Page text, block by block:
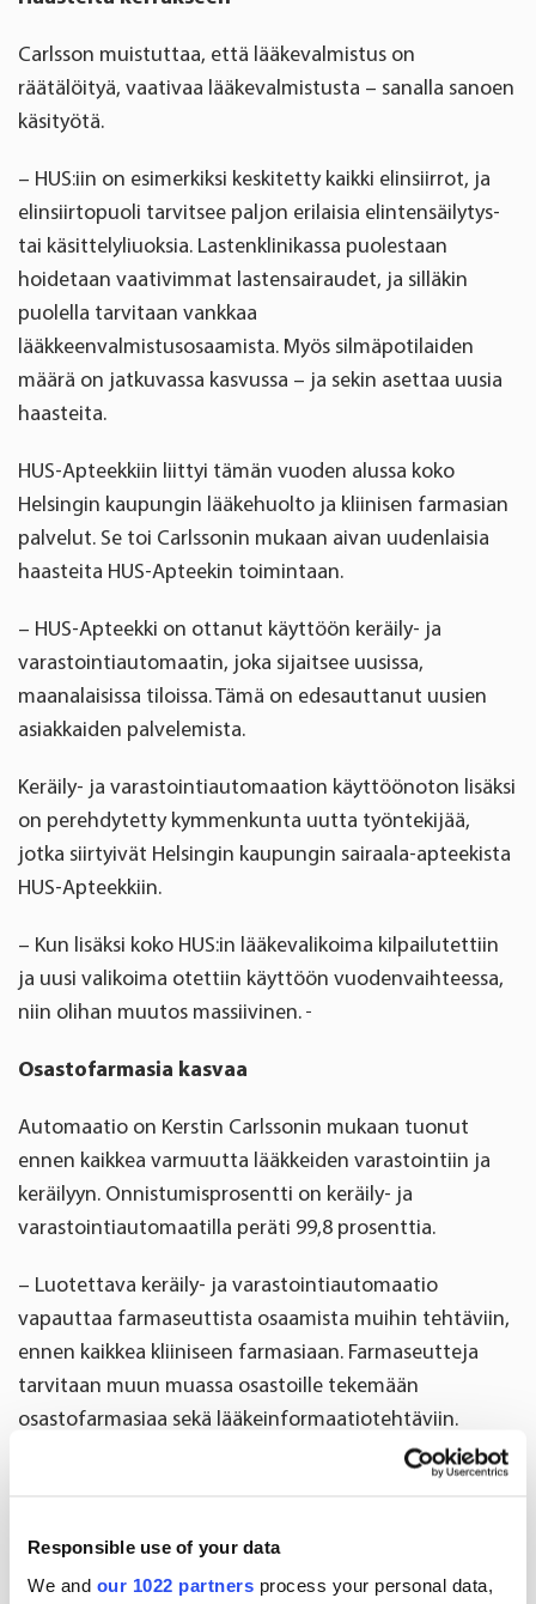
Responsible use of your data
We and our 1022 partners process your personal data,
Carlsson muistuttaa, että lääkevalmistus on
räätälöityä, vaativaa lääkevalmistusta – sanalla sanoen
käsityötä.
– HUS:iin on esimerkiksi keskitetty kaikki elinsiirrot, ja
elinsiirtopuoli tarvitsee paljon erilaisia elintensäilytys-
tai käsittelyliuoksia. Lastenklinikassa puolestaan
hoidetaan vaativimmat lastensairaudet, ja silläkin
puolella tarvitaan vankkaa
lääkkeenvalmistusosaamista. Myös silmäpotilaiden
määrä on jatkuvassa kasvussa – ja sekin asettaa uusia
haasteita.
HUS-Apteekkiin liittyi tämän vuoden alussa koko
Helsingin kaupungin lääkehuolto ja kliinisen farmasian
palvelut. Se toi Carlssonin mukaan aivan uudenlaisia
haasteita HUS-Apteekin toimintaan.
– HUS-Apteekki on ottanut käyttöön keräily- ja
varastointiautomaatin, joka sijaitsee uusissa,
maanalaisissa tiloissa. Tämä on edesauttanut uusien
asiakkaiden palvelemista.
Keräily- ja varastointiautomaation käyttöönoton lisäksi
on perehdytetty kymmenkunta uutta työntekijää,
jotka siirtyivät Helsingin kaupungin sairaala-apteekista
HUS-Apteekkiin.
– Kun lisäksi koko HUS:in lääkevalikoima kilpailutettiin
ja uusi valikoima otettiin käyttöön vuodenvaihteessa,
niin olihan muutos massiivinen.
Osastofarmasia kasvaa
Automaatio on Kerstin Carlssonin mukaan tuonut
ennen kaikkea varmuutta lääkkeiden varastointiin ja
keräilyyn. Onnistumisprosentti on keräily- ja
varastointiautomaatilla peräti 99,8 prosenttia.
– Luotettava keräily- ja varastointiautomaatio
vapauttaa farmaseuttista osaamista muihin tehtäviin,
ennen kaikkea kliiniseen farmasiaan. Farmaseutteja
tarvitaan muun muassa osastoille tekemään
osastofarmasiaa sekä lääkeinformaatiotehtäviin.
mielekkäämpää työtä kuin lääkkeiden varastointi ja
Osastofarmasian tarve on Carlssonin mukaan noussut